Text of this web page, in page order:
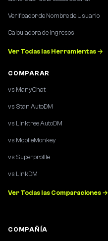
Verificador de Nombre de Usuario
Calculadora de Ingresos
Ver Todas las Herramientas →
COMPARAR
vs ManyChat
vs Stan AutoDM
vs Linktree AutoDM
vs MobileMonkey
vs Superprofile
vs LinkDM
Ver Todas las Comparaciones →
COMPAÑÍA